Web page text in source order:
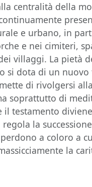
centralità della
e urbano, in
e nei cimiteri,
villaggi. La pietà
si dota di un nuovo
di rivolgersi
soprattutto di
il testamento
la
a coloro a
la